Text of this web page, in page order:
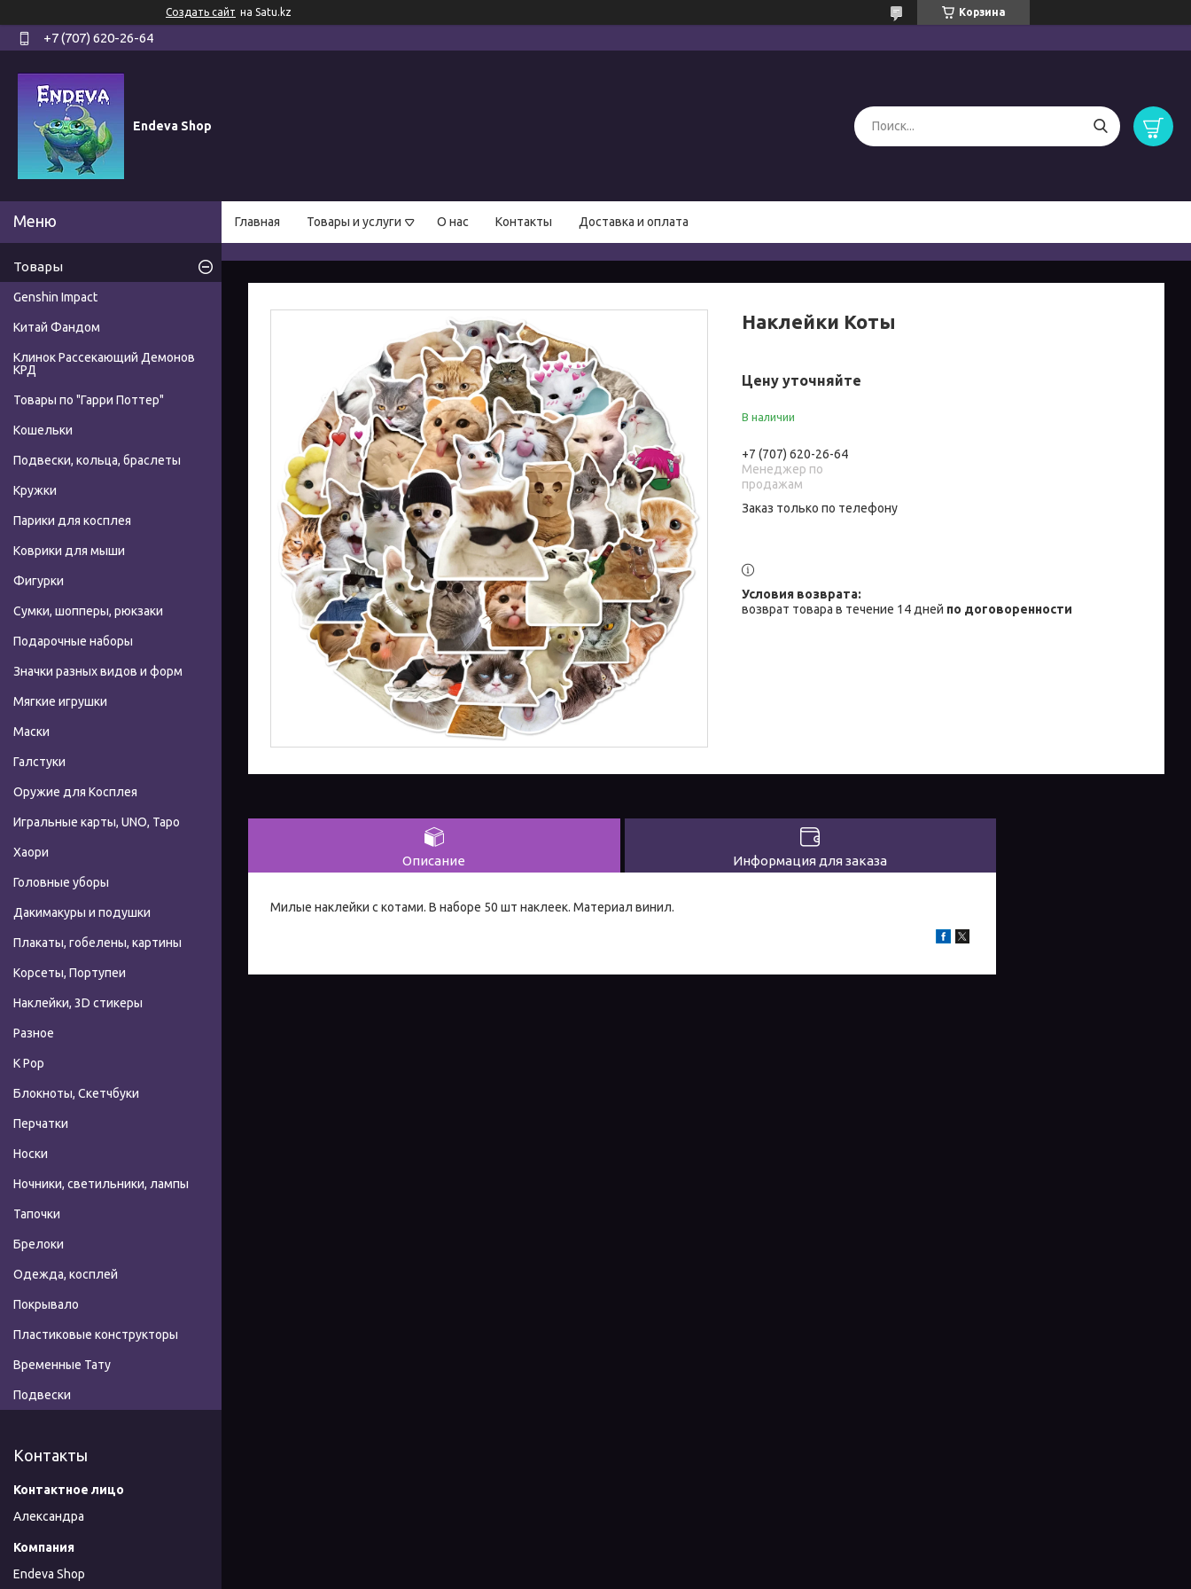
Создать сайт на Satu.kz Корзина
+7 (707) 620-26-64
Endeva Shop
Главная Товары и услуги О нас Контакты Доставка и оплата
Наклейки Коты
Цену уточняйте
В наличии
+7 (707) 620-26-64
Менеджер по
продажам
Заказ только по телефону
возврат товара в течение 14 дней по договоренности
Описание Информация для заказа
Милые наклейки с котами. В наборе 50 шт наклеек. Материал винил.
Товары
Genshin Impact
Китай Фандом
Клинок Рассекающий Демонов
КРД
Товары по "Гарри Поттер"
Кошельки
Подвески, кольца, браслеты
Кружки
Парики для косплея
Коврики для мыши
Фигурки
Сумки, шопперы, рюкзаки
Подарочные наборы
Значки разных видов и форм
Мягкие игрушки
Маски
Галстуки
Оружие для Косплея
Игральные карты, UNO, Таро
Хаори
Головные уборы
Дакимакуры и подушки
Плакаты, гобелены, картины
Корсеты, Портупеи
Наклейки, 3D стикеры
Разное
К Pop
Блокноты, Скетчбуки
Перчатки
Носки
Ночники, светильники, лампы
Тапочки
Брелоки
Одежда, косплей
Покрывало
Пластиковые конструкторы
Временные Тату
Подвески
Контакты
Александра
Endeva Shop